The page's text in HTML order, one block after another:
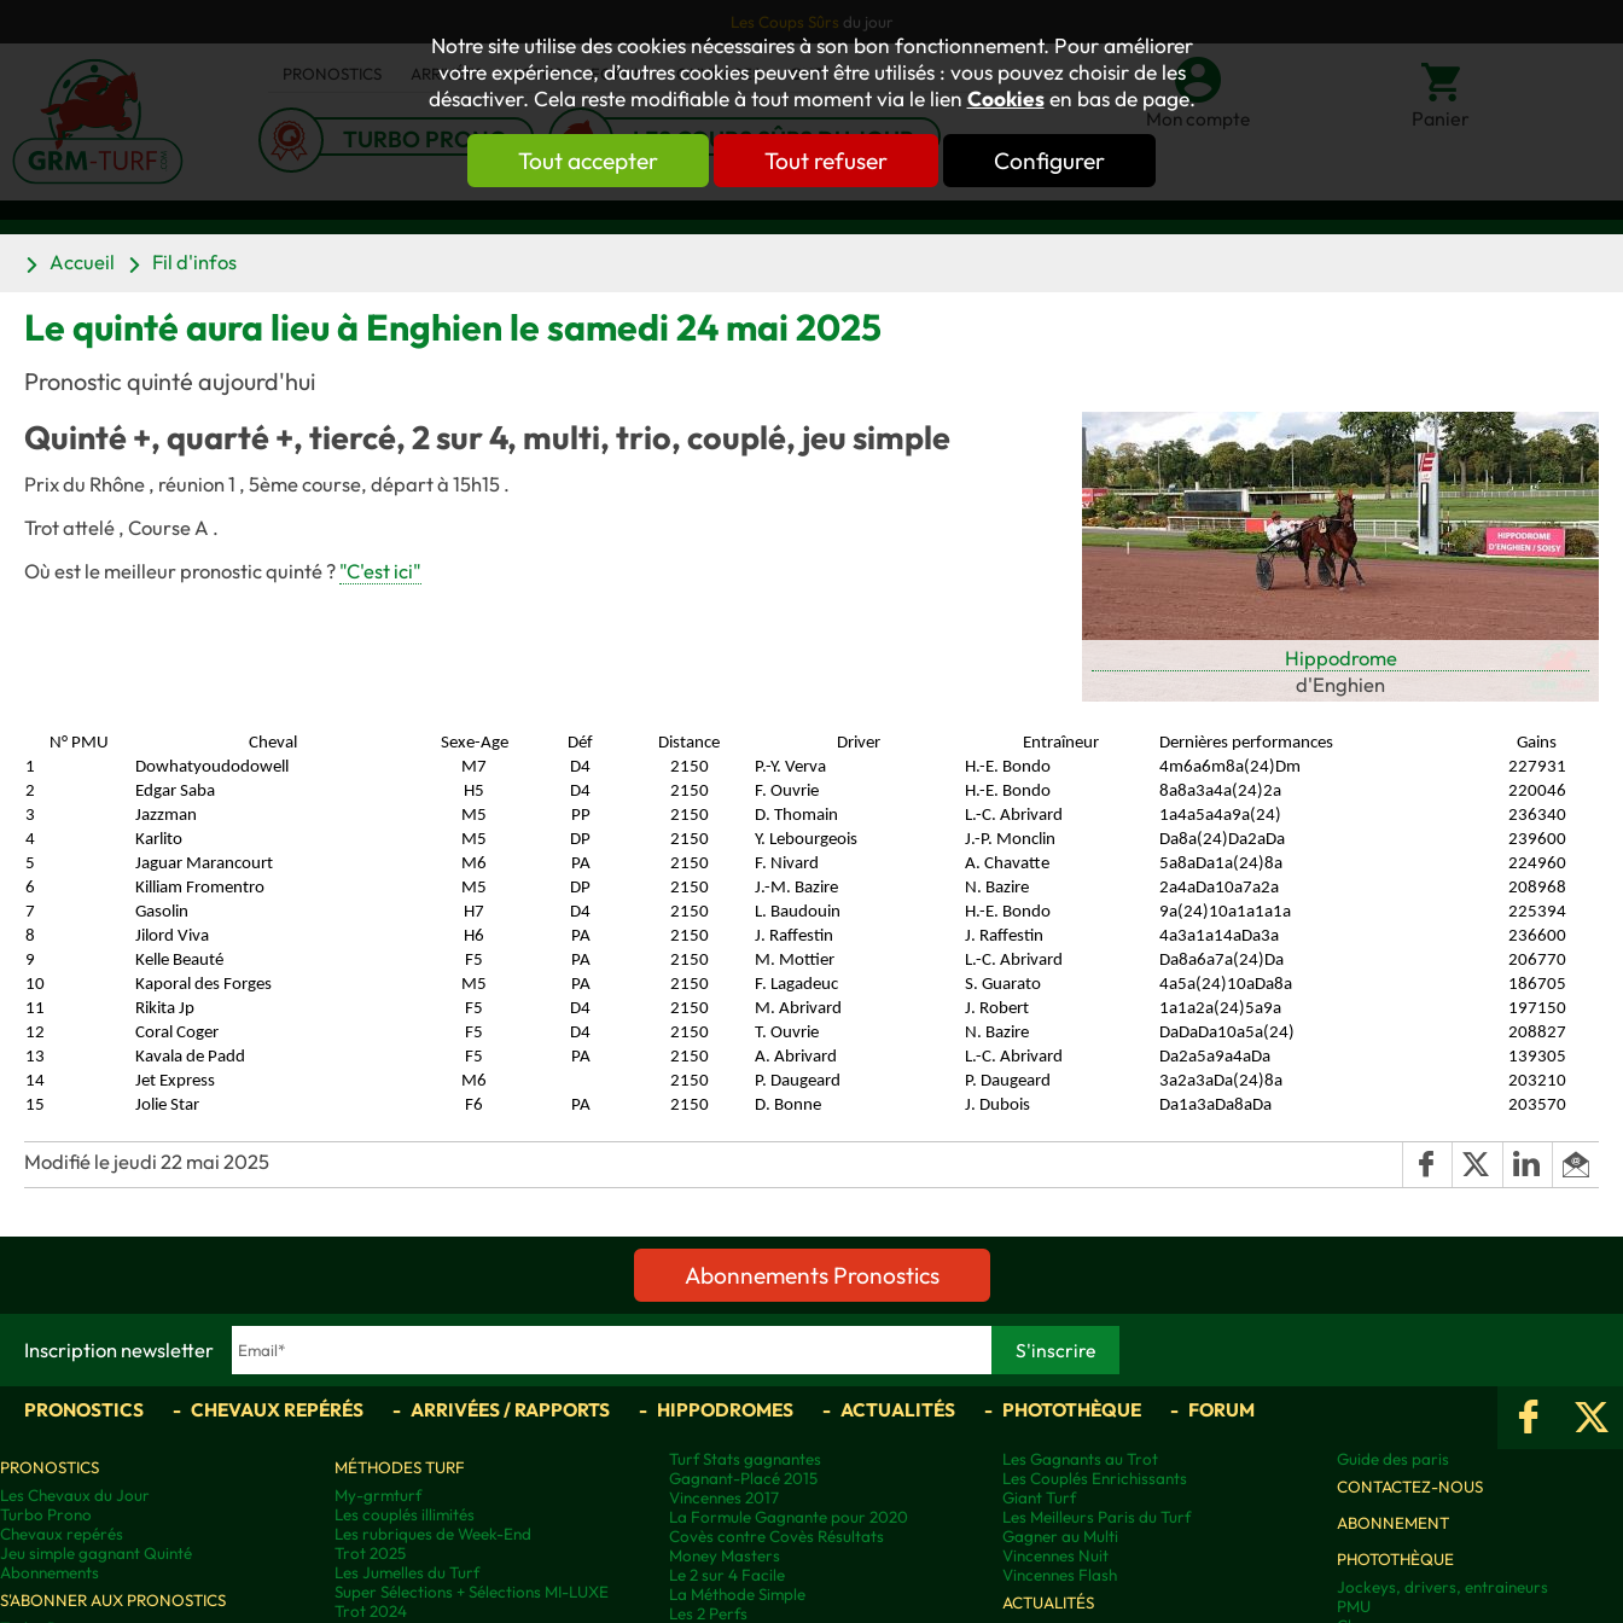
Notre site utilise des cookies nécessaires à son bon fonctionnement. Pour améliorer
votre expérience, d’autres cookies peuvent être utilisés : vous pouvez choisir de les
désactiver. Cela reste modifiable à tout moment via le lien Cookiesen bas de page.
Tout accepter Tout refuser Configurer
Les Coups Sûrs du jour
PRONOSTICS ARRIVÉES ACTUS FORUM OUVRAGES GNT
TURBO PRONO LES COUPS SÛRS DU JOUR
Mon compte Panier
Accueil Fil d'infos
Le quinté aura lieu à Enghien le samedi 24 mai 2025
Pronostic quinté aujourd'hui
Hippodrome
d'Enghien
Quinté +, quarté +, tiercé, 2 sur 4, multi, trio, couplé, jeu simple
Prix du Rhône , réunion 1 , 5ème course, départ à 15h15 .
Trot attelé , Course A .
Où est le meilleur pronostic quinté ?"C'est ici"
N° PMU Cheval Sexe-Age Déf Distance Driver Entraîneur Dernières performances
Gains
1
Dowhatyoudodowell M7 D4 2150 P.-Y. Verva H.-E. Bondo 4m6a6m8a(24)Dm
227931
2
Edgar Saba H5 D4 2150 F. Ouvrie H.-E. Bondo 8a8a3a4a(24)2a
220046
3
Jazzman M5 PP 2150 D. Thomain L.-C. Abrivard 1a4a5a4a9a(24)
236340
4
Karlito M5 DP 2150 Y. Lebourgeois J.-P. Monclin Da8a(24)Da2aDa
239600
5
Jaguar Marancourt M6 PA 2150 F. Nivard A. Chavatte 5a8aDa1a(24)8a
224960
6
Killiam Fromentro M5 DP 2150 J.-M. Bazire N. Bazire 2a4aDa10a7a2a
208968
7
Gasolin H7 D4 2150 L. Baudouin H.-E. Bondo 9a(24)10a1a1a1a
225394
8
Jilord Viva H6 PA 2150 J. Raffestin J. Raffestin 4a3a1a14aDa3a
236600
9
Kelle Beauté F5 PA 2150 M. Mottier L.-C. Abrivard Da8a6a7a(24)Da
206770
10
Kaporal des Forges M5 PA 2150 F. Lagadeuc S. Guarato 4a5a(24)10aDa8a
186705
11
Rikita Jp F5 D4 2150 M. Abrivard J. Robert 1a1a2a(24)5a9a
197150
12
Coral Coger F5 D4 2150 T. Ouvrie N. Bazire DaDaDa10a5a(24)
208827
13
Kavala de Padd F5 PA 2150 A. Abrivard L.-C. Abrivard Da2a5a9a4aDa
139305
14
Jet Express M6 2150 P. Daugeard P. Daugeard 3a2a3aDa(24)8a
203210
15
Jolie Star F6 PA 2150 D. Bonne J. Dubois Da1a3aDa8aDa 203570
Modifié le jeudi 22 mai 2025
Abonnements Pronostics
Inscription newsletter
PRONOSTICS CHEVAUX REPÉRÉS ARRIVÉES / RAPPORTS HIPPODROMES ACTUALITÉS PHOTOTHÈQUE FORUM
PRONOSTICS
Les Chevaux du Jour
Turbo Prono
Chevaux repérés
Jeu simple gagnant Quinté
Abonnements
S'ABONNER AUX PRONOSTICS
MÉTHODES TURF
My-grmturf
Les couplés illimités
Les rubriques de Week-End
Trot 2025
Les Jumelles du Turf
Super Sélections + Sélections MI-LUXE
Trot 2024
Turf Stats gagnantes
Gagnant-Placé 2015
Vincennes 2017
La Formule Gagnante pour 2020
Covès contre Covès Résultats
Money Masters
Le 2 sur 4 Facile
La Méthode Simple
Les 2 Perfs
Les Gagnants au Trot
Les Couplés Enrichissants
Giant Turf
Les Meilleurs Paris du Turf
Gagner au Multi
Vincennes Nuit
Vincennes Flash
ACTUALITÉS
Guide des paris
CONTACTEZ-NOUS
ABONNEMENT
PHOTOTHÈQUE
Jockeys, drivers, entraineurs
PMU